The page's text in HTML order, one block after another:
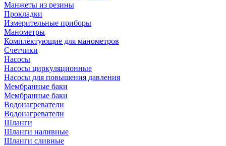
Манжеты из резины
Прокладки
Измерительные приборы
Манометры
Комплектующие для манометров
Счетчики
Насосы
Насосы циркуляционные
Насосы для повышения давления
Мембранные баки
Мембранные баки
Водонагреватели
Водонагреватели
Шланги
Шланги наливные
Шланги сливные